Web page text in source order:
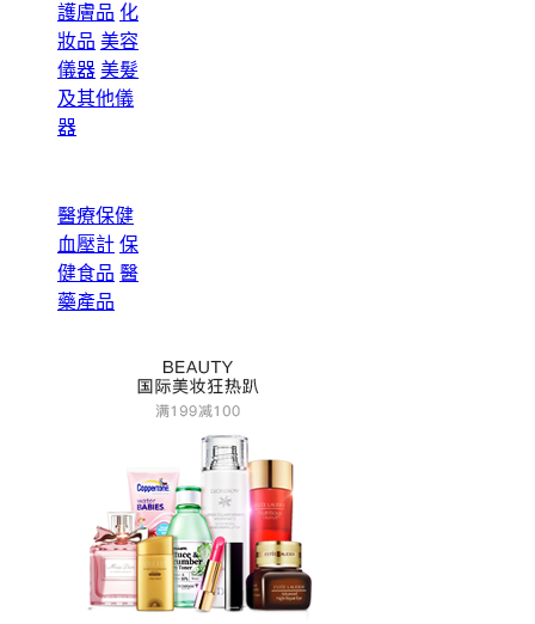
護膚品 化
妝品 美容
儀器 美髮
及其他儀
器
醫療保健
血壓計 保
健食品 醫
藥產品